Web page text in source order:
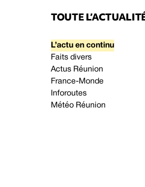
TOUTE
L’actu en continu
Faits divers
Actus Réunion
France-Monde
Inforoutes
Météo Réunion